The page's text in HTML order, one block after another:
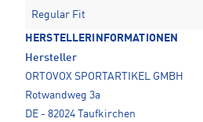
Regular Fit
HERSTELLERINFORMATIONEN
Hersteller
ORTOVOX SPORTARTIKEL GMBH
Rotwandweg 3a
DE - 82024 Taufkirchen